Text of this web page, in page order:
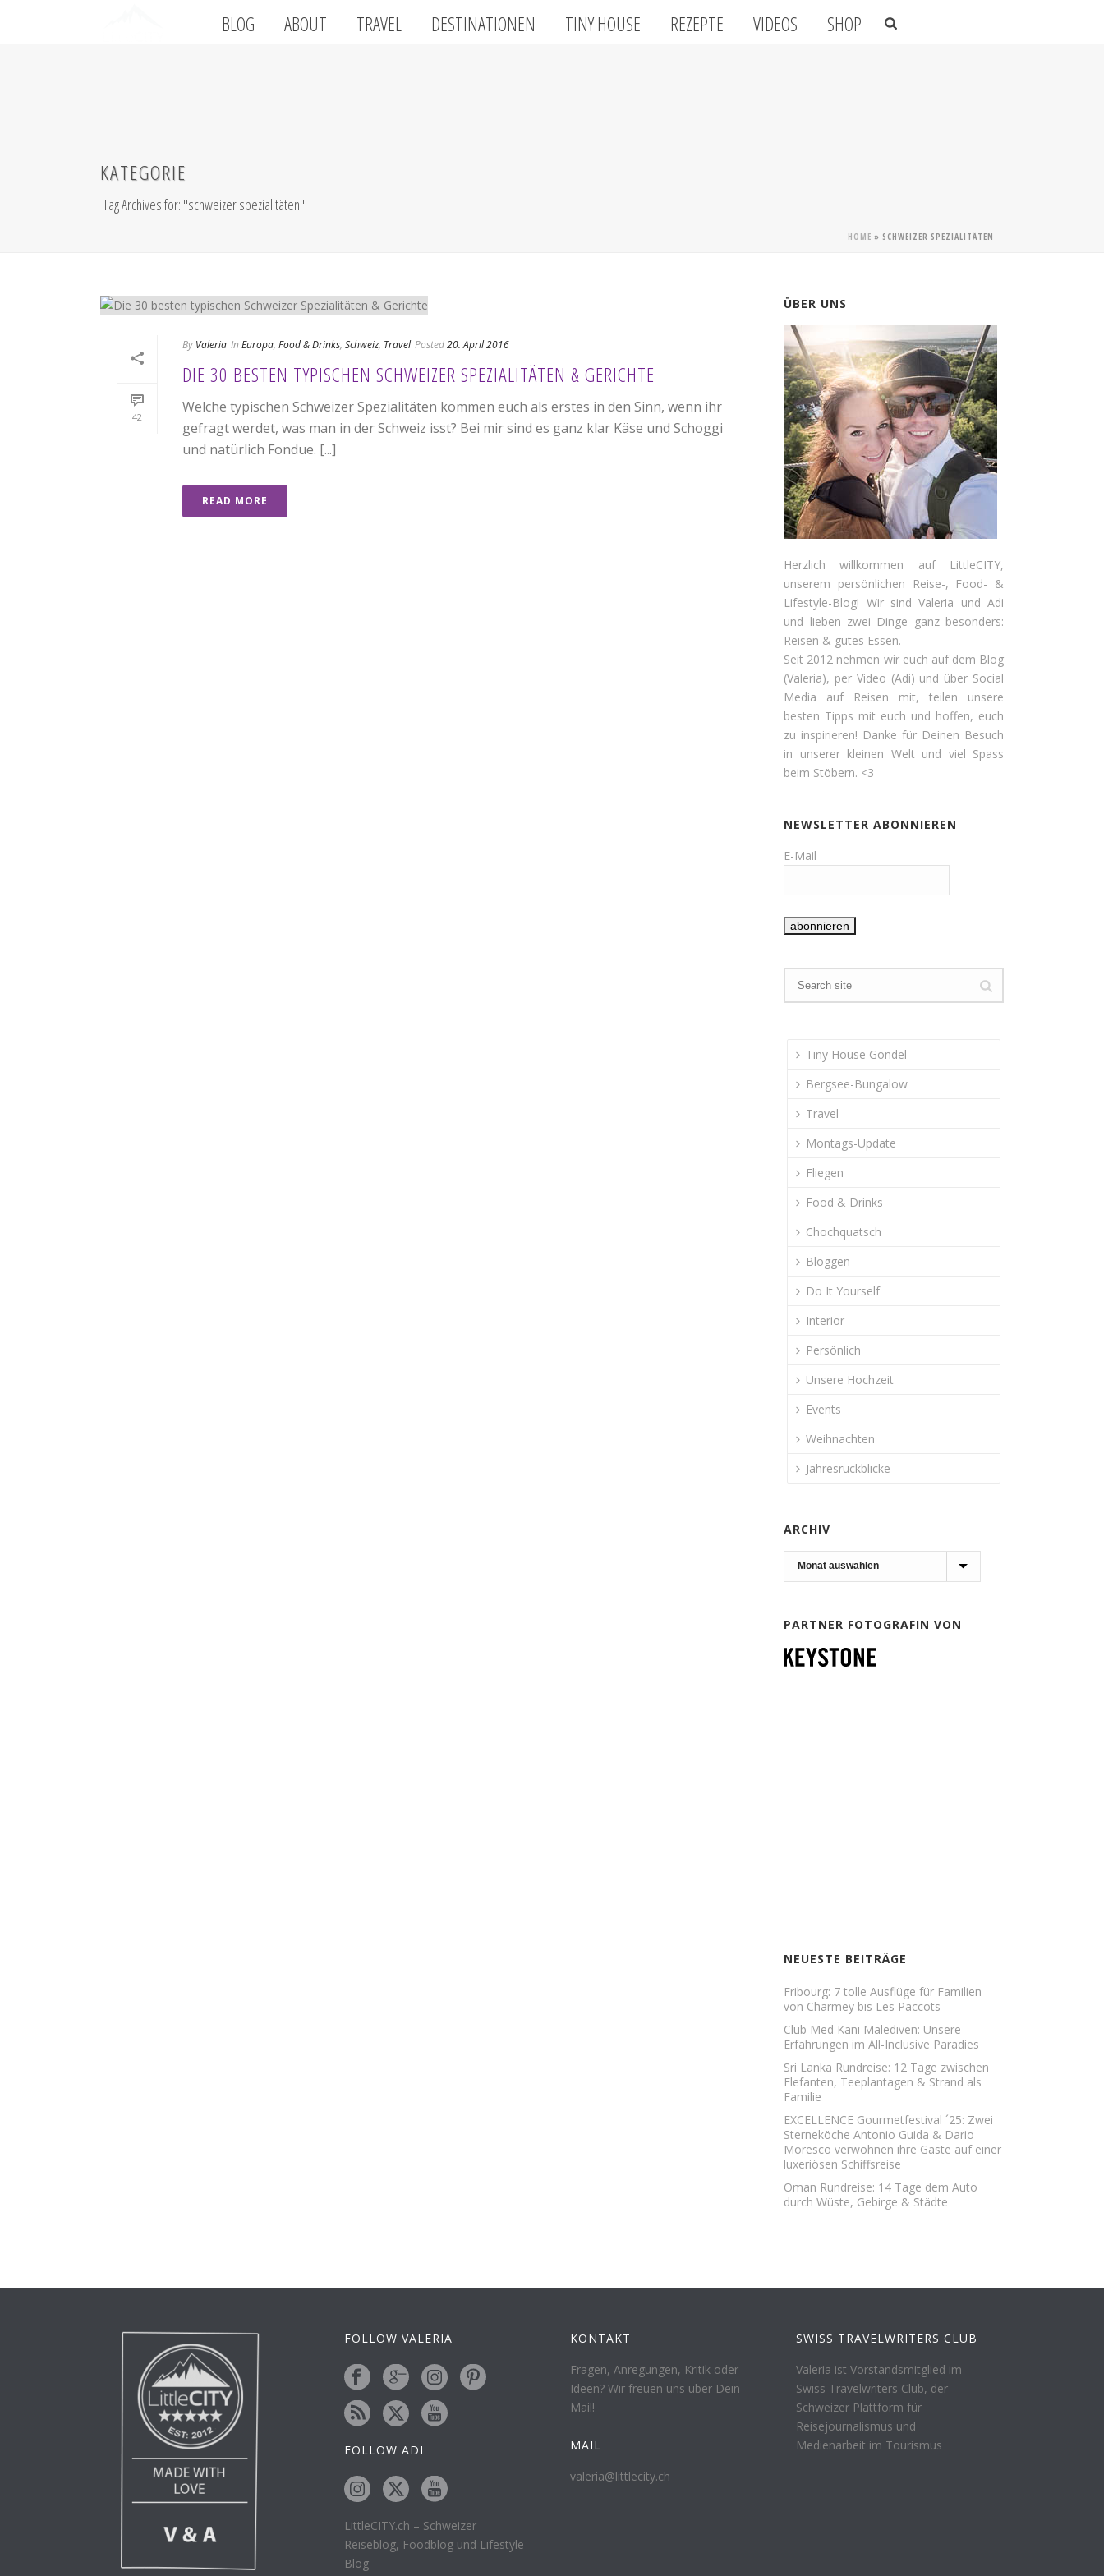
BLOG ABOUT TRAVEL DESTINATIONEN TINY HOUSE REZEPTE VIDEOS SHOP
KATEGORIE
Tag Archives for: "schweizer spezialitäten"
HOME » SCHWEIZER SPEZIALITÄTEN
42
By Valeria In Europa, Food & Drinks, Schweiz, Travel Posted20. April 2016
DIE 30 BESTEN TYPISCHEN SCHWEIZER SPEZIALITÄTEN & GERICHTE
Welche typischen Schweizer Spezialitäten kommen euch als erstes in den Sinn, wenn ihr
gefragt werdet, was man in der Schweiz isst? Bei mir sind es ganz klar Käse und Schoggi
und natürlich Fondue. [...]
READ MORE
ÜBER UNS
Herzlich willkommen auf LittleCITY,
unserem persönlichen Reise-, Food- &
Lifestyle-Blog! Wir sind Valeria und Adi
und lieben zwei Dinge ganz besonders:
Reisen & gutes Essen.
Seit 2012 nehmen wir euch auf dem Blog
(Valeria), per Video (Adi) und über Social
Media auf Reisen mit, teilen unsere
besten Tipps mit euch und hoffen, euch
zu inspirieren! Danke für Deinen Besuch
in unserer kleinen Welt und viel Spass
beim Stöbern. <3
NEWSLETTER ABONNIEREN
E-Mail
Tiny House Gondel
Bergsee-Bungalow
Travel
Montags-Update
Fliegen
Food & Drinks
Chochquatsch
Bloggen
Do It Yourself
Interior
Persönlich
Unsere Hochzeit
Events
Weihnachten
Jahresrückblicke
ARCHIV
Archiv
PARTNER FOTOGRAFIN VON
NEUESTE BEITRÄGE
Fribourg: 7 tolle Ausflüge für Familien
von Charmey bis Les Paccots
Club Med Kani Malediven: Unsere
Erfahrungen im All-Inclusive Paradies
Sri Lanka Rundreise: 12 Tage zwischen
Elefanten, Teeplantagen & Strand als
Familie
EXCELLENCE Gourmetfestival ´25: Zwei
Sterneköche Antonio Guida & Dario
Moresco verwöhnen ihre Gäste auf einer
luxeriösen Schiffsreise
Oman Rundreise: 14 Tage dem Auto
durch Wüste, Gebirge & Städte
FOLLOW VALERIA
FOLLOW ADI
LittleCITY.ch – Schweizer
Reiseblog, Foodblog und Lifestyle-
Blog
KONTAKT
Fragen, Anregungen, Kritik oder
Ideen? Wir freuen uns über Dein
Mail!
MAIL
valeria@littlecity.ch
SWISS TRAVELWRITERS CLUB
Valeria ist Vorstandsmitglied im
Swiss Travelwriters Club, der
Schweizer Plattform für
Reisejournalismus und
Medienarbeit im Tourismus